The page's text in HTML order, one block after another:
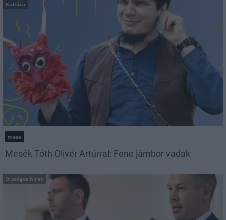
Kultúra
mese
Mesék Tóth Olivér Artúrral: Fene jámbor vadak
Országos hírek